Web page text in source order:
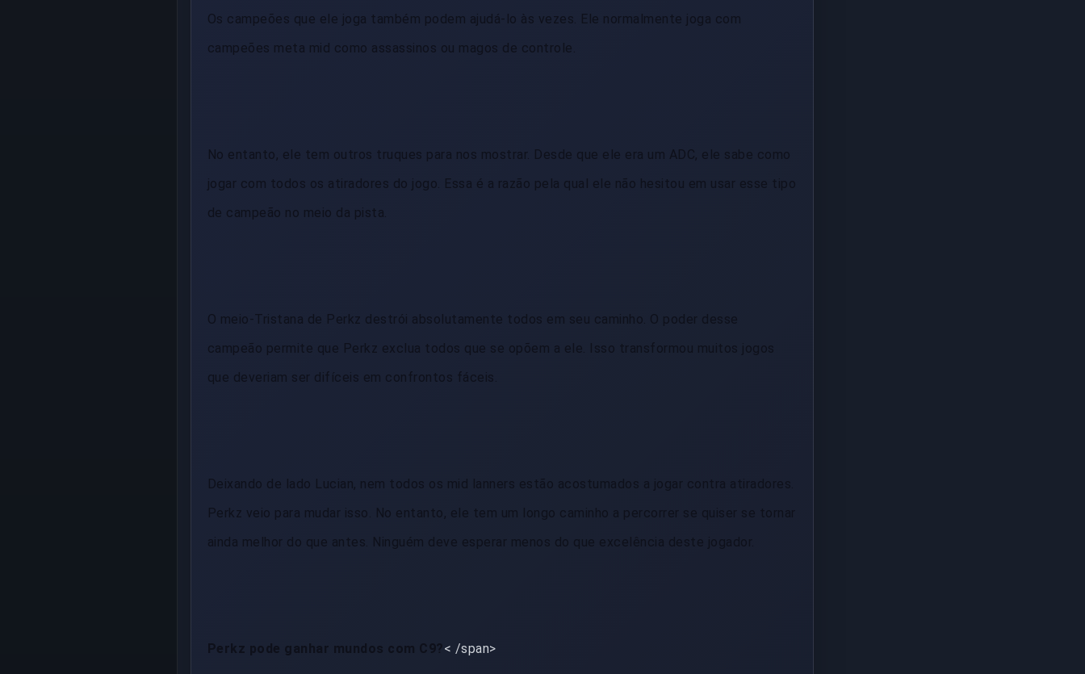
Os campeões que ele joga também podem ajudá-lo às vezes. Ele normalmente joga com
campeões meta mid como assassinos ou magos de controle.
No entanto, ele tem outros truques para nos mostrar. Desde que ele era um ADC, ele sabe como
jogar com todos os atiradores do jogo. Essa é a razão pela qual ele não hesitou em usar esse tipo
de campeão no meio da pista.
O meio-Tristana de Perkz destrói absolutamente todos em seu caminho. O poder desse
campeão permite que Perkz exclua todos que se opõem a ele. Isso transformou muitos jogos
que deveriam ser difíceis em confrontos fáceis.
Deixando de lado Lucian, nem todos os mid lanners estão acostumados a jogar contra atiradores.
Perkz veio para mudar isso. No entanto, ele tem um longo caminho a percorrer se quiser se tornar
ainda melhor do que antes. Ninguém deve esperar menos do que excelência deste jogador.
Perkz pode ganhar mundos com C9? < /span>